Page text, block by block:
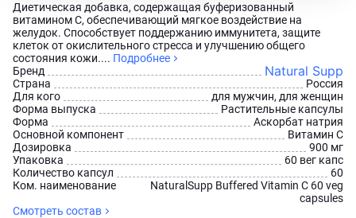
Диетическая добавка, содержащая буферизованный
витамином C, обеспечивающий мягкое воздействие на
желудок. Способствует поддержанию иммунитета, защите
клеток от окислительного стресса и улучшению общего
состояния кожи.... Подробнее
Бренд
Natural Supp
Страна
Россия
Для кого
для мужчин, для женщин
Форма выпуска
Растительные капсулы
Форма
Аскорбат натрия
Основной компонент
Витамин С
Дозировка
900 мг
Упаковка
60 вег капс
Количество капсул
60
Ком. наименование
NaturalSupp Buffered Vitamin С 60 veg
capsules
Смотреть состав